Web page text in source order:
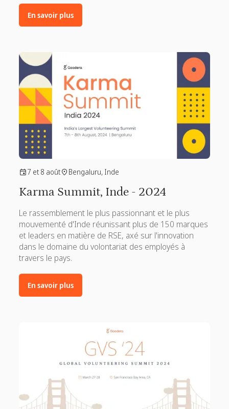
En savoir plus
7 et 8 août Bengaluru, Inde
Karma Summit, Inde - 2024
Le rassemblement le plus passionnant et le plus
mouvementé d'Inde réunissant plus de 150 marques
et leaders en matière de RSE, axé sur l'innovation
dans le domaine du volontariat des employés à
travers le pays.
En savoir plus